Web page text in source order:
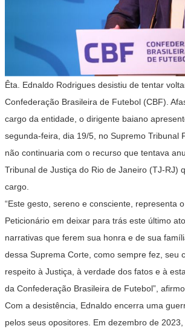
Êta. Ednaldo Rodrigues desistiu de tentar
Confederação Brasileira de Futebol (CBF).
cargo da entidade, o dirigente baiano
segunda-feira, dia 19/5, no Supremo Tribunal
não continuaria com o recurso que tentava
Tribunal de Justiça do Rio de Janeiro (TJ-RJ)
cargo.
“Este gesto, sereno e consciente, representa
Peticionário em deixar para trás este último
narrativas que ferem sua honra e de sua
dessa Suprema Corte, como sempre fez, seu
respeito à Justiça, à verdade dos fatos e à
da Confederação Brasileira de Futebol”,
Com a desistência, Ednaldo encerra uma
pelos seus opositores. Em dezembro de